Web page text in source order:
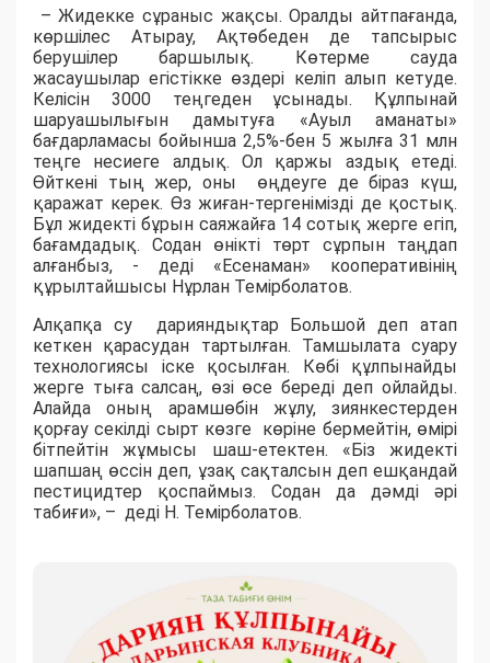
– Жидекке сұраныс жақсы. Оралды айтпағанда,
көршілес Атырау, Ақтөбеден де тапсырыс
берушілер баршылық. Көтерме сауда
жасаушылар егістікке өздері келіп алып кетуде.
Келісін 3000 теңгеден ұсынады. Құлпынай
шаруашылығын дамытуға «Ауыл аманаты»
бағдарламасы бойынша 2,5%-бен 5 жылға 31 млн
теңге несиеге алдық. Ол қаржы аздық етеді.
Өйткені тың жер, оны өңдеуге де біраз күш,
қаражат керек. Өз жиған-тергенімізді де қостық.
Бұл жидекті бұрын саяжайға 14 сотық жерге егіп,
бағамдадық. Содан өнікті төрт сұрпын таңдап
алғанбыз, - деді «Есенаман» кооперативінің
құрылтайшысы Нұрлан Темірболатов.
Алқапқа су дарияндықтар Большой деп атап
кеткен қарасудан тартылған. Тамшылата суару
технологиясы іске қосылған. Көбі құлпынайды
жерге тыға салсаң, өзі өсе береді деп ойлайды.
Алайда оның арамшөбін жұлу, зиянкестерден
қорғау секілді сырт көзге көріне бермейтін, өмірі
бітпейтін жұмысы шаш-етектен. «Біз жидекті
шапшаң өссін деп, ұзақ сақталсын деп ешқандай
пестицидтер қоспаймыз. Содан да дәмді әрі
табиғи», – деді Н. Темірболатов.